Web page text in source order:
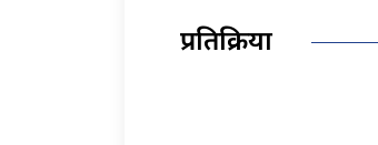
प्रतिक्रिया